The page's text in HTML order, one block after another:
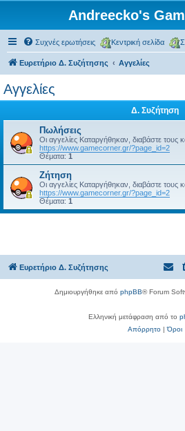
Andreecko's
Συχνές ερωτήσεις Κεντρική σελίδα
Ευρετήριο Δ. Συζήτησης Αγγελίες
Αγγελίες
Δ. Συζήτηση
Πωλήσεις
Οι αγγελίες Καταργήθηκαν, διαβάστε τους
https://www.gamecorner.gr/?page_id=2
Θέματα: 1
Ζήτηση
Οι αγγελίες Καταργήθηκαν, διαβάστε τους
https://www.gamecorner.gr/?page_id=2
Θέματα: 1
Ευρετήριο Δ. Συζήτησης
Δημιουργήθηκε από phpBB® Forum
Ελληνική μετάφραση από το
Απόρρητο|Όροι